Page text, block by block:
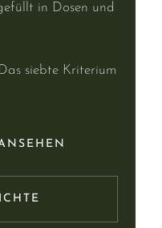
in Dosen und
siebte Kriterium